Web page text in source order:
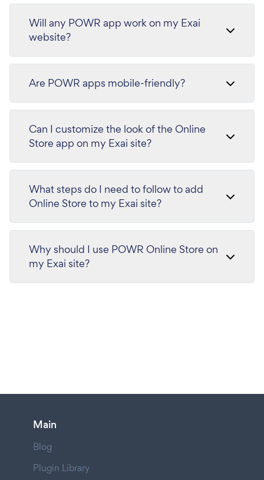
Will any POWR app work on my Exai
website?
Are POWR apps mobile-friendly?
Can I customize the look of the Online
Store app on my Exai site?
What steps do I need to follow to add
Online Store to my Exai site?
Why should I use POWR Online Store on
my Exai site?
Main
Blog
Plugin Library